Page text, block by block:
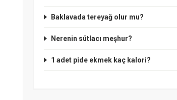
Baklavada tereyağ olur mu?
Nerenin sütlacı meşhur?
1 adet pide ekmek kaç kalori?